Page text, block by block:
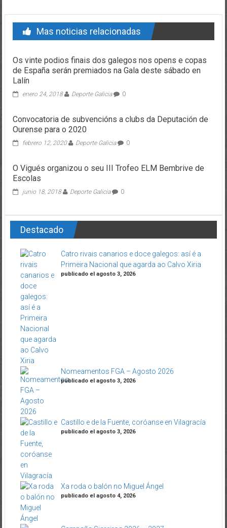
Mas noticias relacionadas
Os vinte podios finais dos galegos nos opens e copas
de España serán premiados na Gala deste sábado en
Lalín
enero 24, 2018 Deporte Galicia 0
Convocatoria de subvencións a clubs da Deputación de
Ourense para o 2020
febrero 12, 2020 Deporte Galicia 0
O Vigués organizou o seu III Trofeo ELM Bembrive de
Escolas
junio 18, 2018 Deporte Galicia 0
Destacado
Catro rivais canarios e doce galegos: así é a
Primeira Nacional que agarda ao Calvo Xiria
publicado el agosto 3, 2026
Nomeamentos FGA – Agosto 2026
publicado el agosto 3, 2026
Castillo e de la Fuente, coróanse en Vilagracía
publicado el agosto 3, 2026
Xa roda o balón no Miguel Ángel
publicado el agosto 4, 2026